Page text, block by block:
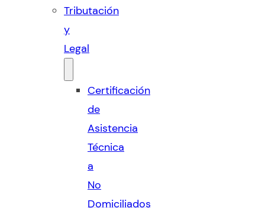
Tributación
y
Legal
Certificación
de
Asistencia
Técnica
a
No
Domiciliados